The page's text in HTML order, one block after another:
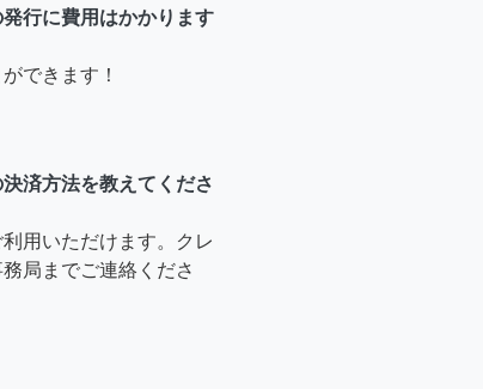
行に費用はかかります
できます！
済方法を教えてくださ
用いただけます。クレ
局までご連絡くださ